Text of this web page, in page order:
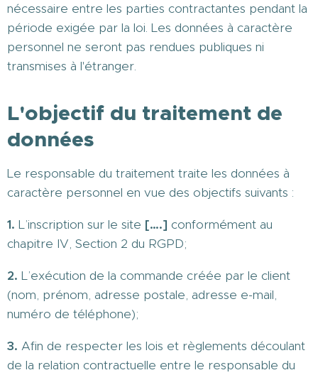
nécessaire entre les parties contractantes pendant la
période exigée par la loi. Les données à caractère
personnel ne seront pas rendues publiques ni
transmises à l'étranger.
L'objectif du traitement de
données
Le responsable du traitement traite les données à
caractère personnel en vue des objectifs suivants :
1. L’inscription sur le site [….] conformément au
chapitre IV, Section 2 du RGPD;
2. L’exécution de la commande créée par le client
(nom, prénom, adresse postale, adresse e-mail,
numéro de téléphone);
3. Afin de respecter les lois et règlements découlant
de la relation contractuelle entre le responsable du